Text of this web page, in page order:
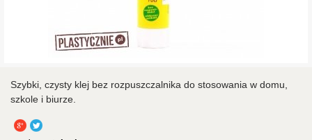
Szybki, czysty klej bez rozpuszczalnika do stosowania w domu,
szkole i biurze.